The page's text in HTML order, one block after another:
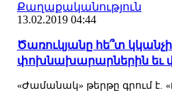
Քաղաքականություն
13.02.2019 04:44
Ծառուկյանը հե՞տ
փոխնախարարներին եւ
«Ժամանակ» թերթը գրում